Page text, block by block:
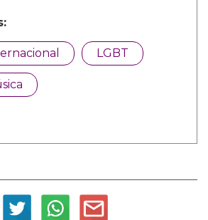
LGBT